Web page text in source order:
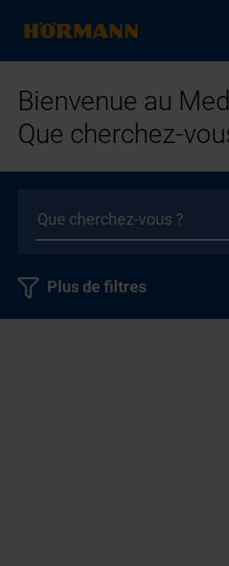
Bienvenue au
Que cherchez-
Plus de filtres